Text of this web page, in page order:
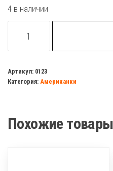
4 в наличии
товара
нар.р.
32х1
Артикул: 0123
Категория: Американки
Похожие товары